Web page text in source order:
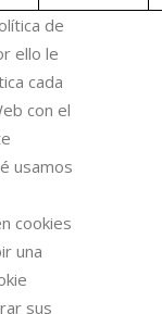
de
ello le
cada
con el
usamos
cookies
una
sus